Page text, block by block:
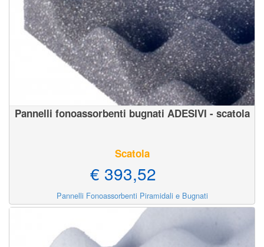
Pannelli fonoassorbenti bugnati ADESIVI - scatola
Scatola
€ 393,52
Pannelli Fonoassorbenti Piramidali e Bugnati